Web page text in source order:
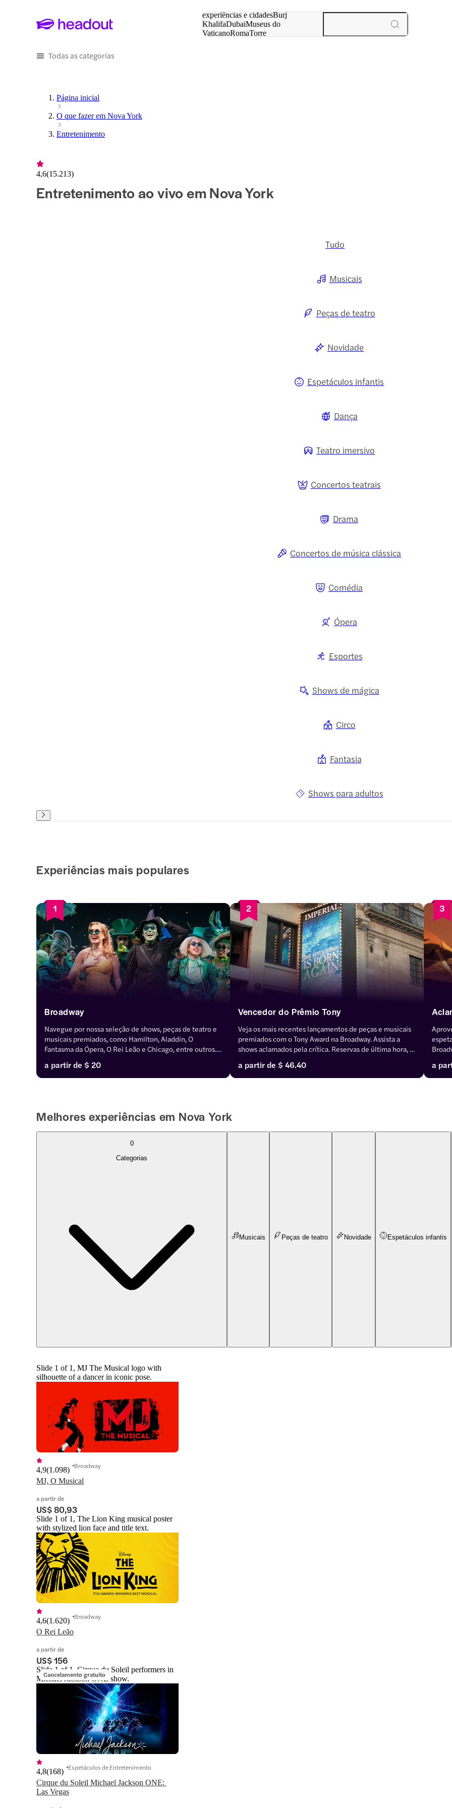
experiências e cidadesBurj
KhalifaDubaiMuseus do
VaticanoRomaTorre
Todas as categorias
Página inicial
O que fazer em Nova York
Entretenimento
4,6(15.213)
Entretenimento ao vivo em Nova York
Tudo
Musicais
Peças de teatro
Novidade
Espetáculos infantis
Dança
Teatro imersivo
Concertos teatrais
Drama
Concertos de música clássica
Comédia
Ópera
Esportes
Shows de mágica
Circo
Fantasia
Shows para adultos
Experiências mais populares
1
Broadway
Navegue por nossa seleção de shows, peças de teatro e
musicais premiados, como Hamilton, Aladdin, O
Fantasma da Ópera, O Rei Leão e Chicago, entre outros.
última hora, assentos preferenciais e grandes descontos.
a partir de $ 20
2
Vencedor do Prêmio Tony
Veja os mais recentes lançamentos de peças e musicais
premiados com o Tony Award na Broadway. Assista a
shows aclamados pela crítica. Reservas de última hora,
a partir de $ 46.40
3
a
Melhores experiências em Nova York
0
Categorias
Musicais Peças de teatro Novidade Espetáculos infantis
Slide 1 of 1, MJ The Musical logo with
silhouette of a dancer in iconic pose.
MJ, O Musical
4,9(1.098) Broadway
a partir de
US$ 80,93
Slide 1 of 1, The Lion King musical poster
with stylized lion face and title text.
O Rei Leão
4,6(1.620) Broadway
a partir de
US$ 156
Cancelamento gratuito
Slide 1 of 1, Cirque du Soleil performers in
Michael Jackson ONE show.
Cirque du Soleil Michael Jackson ONE:
Las Vegas
4,8(168) Espetáculos de Entretenimento